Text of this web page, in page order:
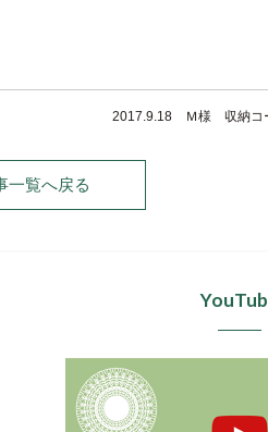
2017.9.18 Ｍ様 収納コ
一覧へ戻る